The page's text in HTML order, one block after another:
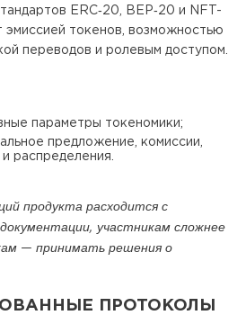
ERC‑20, BEP‑20 и NFT-
эмиссией токенов, возможностью
переводов и ролевым доступом.
параметры токеномики;
предложение, комиссии,
распределения.
продукта расходится с
участникам сложнее
— принимать решения о
ПРОТОКОЛЫ